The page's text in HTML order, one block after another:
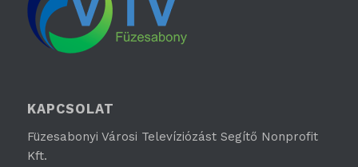
KAPCSOLAT
Füzesabonyi Városi Televíziózást Segítő Nonprofit
Kft.